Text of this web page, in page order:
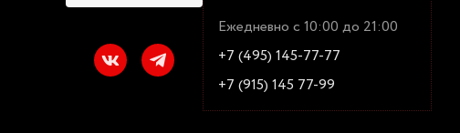
Ежедневно с 10:00 до 21:00
+7 (495) 145-77-77
+7 (915) 145 77-99